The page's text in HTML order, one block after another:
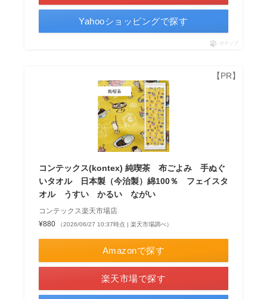
Yahooショッピングで探す
ポチップ
コンテックス(kontex) 純喫茶 布ごよみ 手ぬぐ
いタオル 日本製（今治製）綿100％ フェイスタ
オル うすい かるい ながい
コンテックス楽天市場店
¥880
（2026/06/27 10:37時点 | 楽天市場調べ）
Amazonで探す
楽天市場で探す